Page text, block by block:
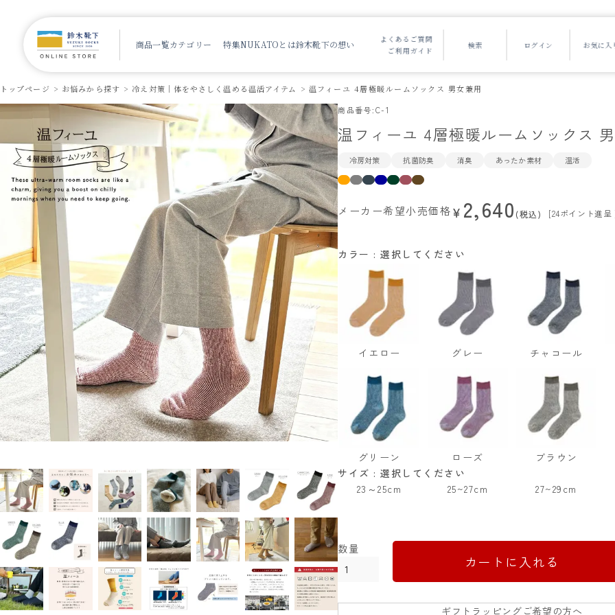
商品一覧カテゴリー 特集NUKATOとは鈴木靴下の想い
よくあるご質問
ご利用ガイド
トップページ お悩みから探す 冷え対策｜体をやさしく温める温活アイテム
温フィーユ 4層極暖ルームソックス 男女兼用
商品番号 C-1
温フィーユ 4層極暖ルームソックス
冷房対策 抗菌防臭 消臭 あったか素材 温活
メーカー希望小売価格¥ 2,640 税込 [24ポイント進呈
サイズ
選択してください
23～25cm
25~27cm 27~29cm
カラー 選択してください
イエロー グレー チャコール
グリーン ローズ ブラウン
カートに入れる
ギフトラッピングご希望の方へ